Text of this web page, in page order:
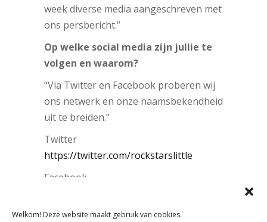
Welkom! Deze website maakt gebruik van cookies.
week diverse media aangeschreven met
ons persbericht.”
Op welke social media zijn jullie te
volgen en waarom?
“Via Twitter en Facebook proberen wij
ons netwerk en onze naamsbekendheid
uit te breiden.”
Twitter
https://twitter.com/rockstarslittle
Facebook